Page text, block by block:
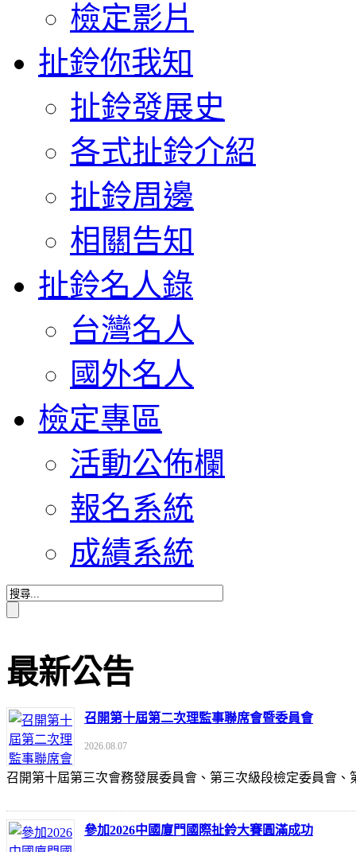
檢定影片
扯鈴你我知
扯鈴發展史
各式扯鈴介紹
扯鈴周邊
相關告知
扯鈴名人錄
台灣名人
國外名人
檢定專區
活動公佈欄
報名系統
成績系統
最新公告
召開第十屆第二次理監事聯席會暨委員會
2026.08.07
召開第十屆第三次會務發展委員會、第三次級段檢定委員
參加2026中國廈門國際扯鈴大賽圓滿成功